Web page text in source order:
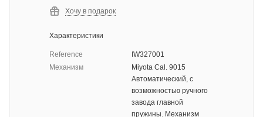
Хочу в подарок
Характеристики
Reference
IW327001
Механизм
Miyota Cal. 9015
Автоматический, с
возможностью ручного
завода главной
пружины. Механизм